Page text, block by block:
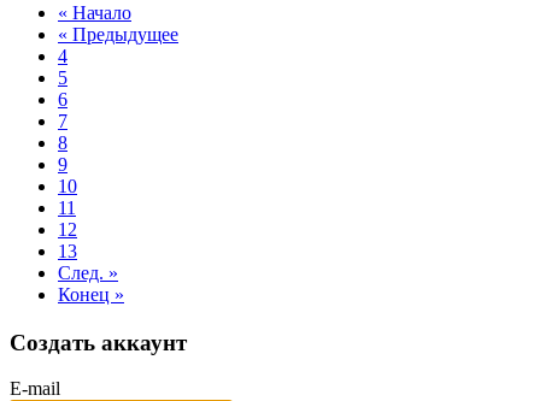
« Начало
« Предыдущее
4
5
6
7
8
9
10
11
12
13
След. »
Конец »
Создать аккаунт
E-mail